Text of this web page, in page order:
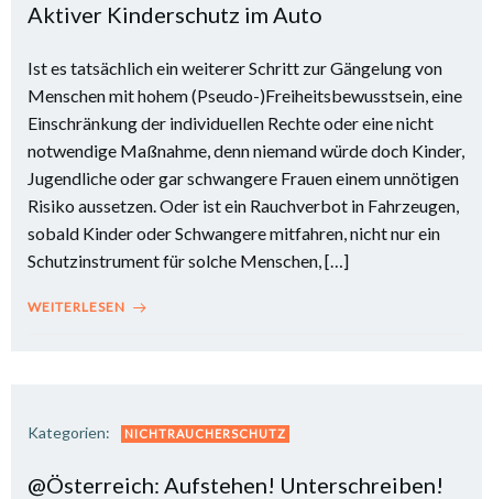
Aktiver Kinderschutz im Auto
Ist es tatsächlich ein weiterer Schritt zur Gängelung von
Menschen mit hohem (Pseudo-)Freiheitsbewusstsein, eine
Einschränkung der individuellen Rechte oder eine nicht
notwendige Maßnahme, denn niemand würde doch Kinder,
Jugendliche oder gar schwangere Frauen einem unnötigen
Risiko aussetzen. Oder ist ein Rauchverbot in Fahrzeugen,
sobald Kinder oder Schwangere mitfahren, nicht nur ein
Schutzinstrument für solche Menschen, […]
WEITERLESEN
Kategorien: NICHTRAUCHERSCHUTZ
@Österreich: Aufstehen! Unterschreiben!